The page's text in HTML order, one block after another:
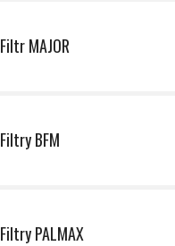
Filtr MAJOR
Filtry BFM
Filtry PALMAX